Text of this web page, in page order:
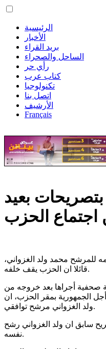
الرئيسية
الأخبار
بريد القراء
الساحل والصحراء
رأي حر
كتاب عرب
تكنولوجيا
اتصل بنا
الأرشيف
Français
بعيد
الحزب
للمرشح محمد ولد الغزواني،
قائلا ان الحزب يقف خلفه.
صحفية أجراها بعد خروجه من
الجمهورية بمقر الحزب، ان
ولد الغزواني مرشح توافقي.
سابق ان ولد الغزواني رشح
نفسه.